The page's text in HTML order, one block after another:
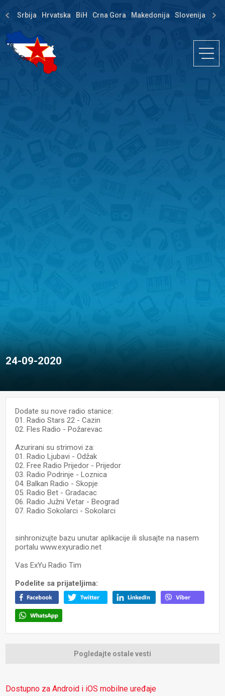
Srbija Hrvatska BiH Crna Gora Makedonija Slovenija
24-09-2020
Dodate su nove radio stanice:
01. Radio Stars 22 - Cazin
02. Fles Radio - Požarevac
Azurirani su strimovi za:
01. Radio Ljubavi - Odžak
02. Free Radio Prijedor - Prijedor
03. Radio Podrinje - Loznica
04. Balkan Radio - Skopje
05. Radio Bet - Gradacac
06. Radio Južni Vetar - Beograd
07. Radio Sokolarci - Sokolarci
sinhronizujte bazu unutar aplikacije ili slusajte na nasem
portalu www.exyuradio.net
Vas ExYu Radio Tim
Podelite sa prijateljima:
Pogledajte ostale vesti
Dostupno za Android i iOS mobilne uređaje